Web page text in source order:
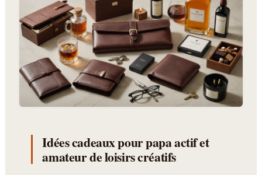
Idées cadeaux pour papa actif et
amateur de loisirs créatifs